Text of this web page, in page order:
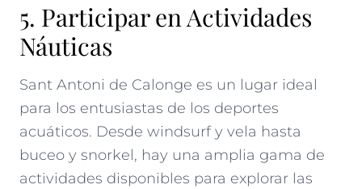
5. Participar en Actividades
Náuticas
Sant Antoni de Calonge es un lugar ideal
para los entusiastas de los deportes
acuáticos. Desde windsurf y vela hasta
buceo y snorkel, hay una amplia gama de
actividades disponibles para explorar las